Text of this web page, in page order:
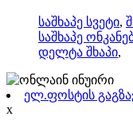
საშხაპე სვეტი,
საშხაპე
დელტა შხაპი,
ელ.ფოსტის
x